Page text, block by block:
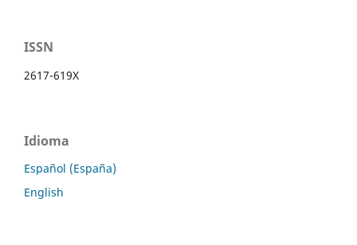
ISSN
2617-619X
Idioma
Español (España)
English